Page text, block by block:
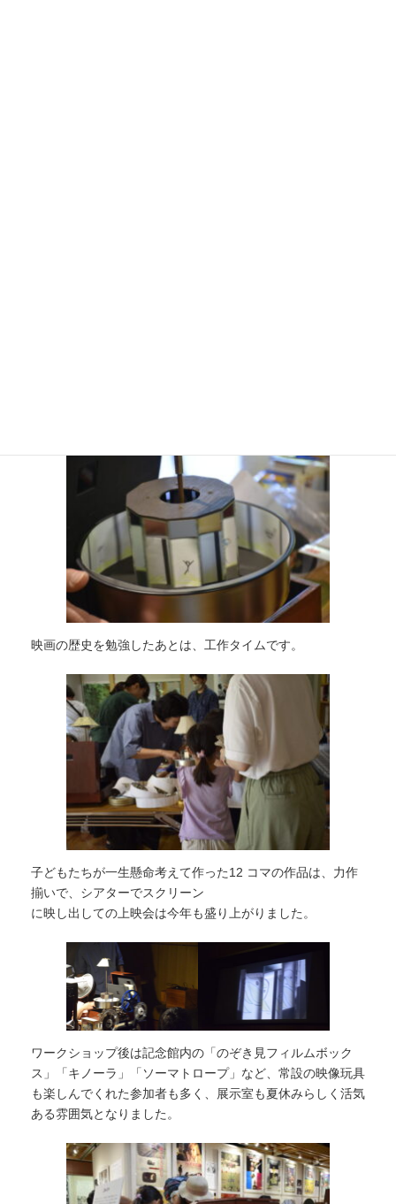
映画の歴史を勉強したあとは、工作タイムです。
子どもたちが一生懸命考えて作った12 コマの作品は、力作
揃いで、シアターでスクリーン
に映し出しての上映会は今年も盛り上がりました。
ワークショップ後は記念館内の「のぞき見フィルムボック
ス」「キノーラ」「ソーマトロープ」など、常設の映像玩具
も楽しんでくれた参加者も多く、展示室も夏休みらしく活気
ある雰囲気となりました。